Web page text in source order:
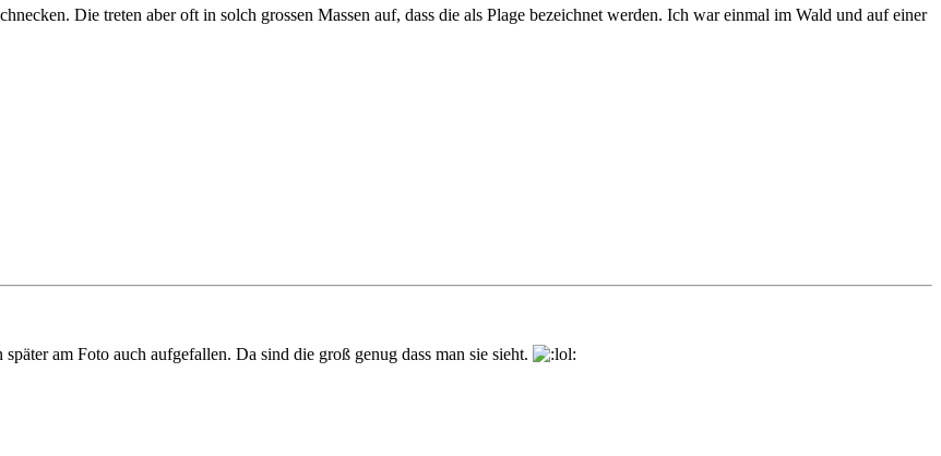
Die treten aber oft in solch grossen Massen auf, dass die als Plage bezeichnet werden. Ich war einmal im Wald und auf einer
am Foto auch aufgefallen. Da sind die groß genug dass man sie sieht.